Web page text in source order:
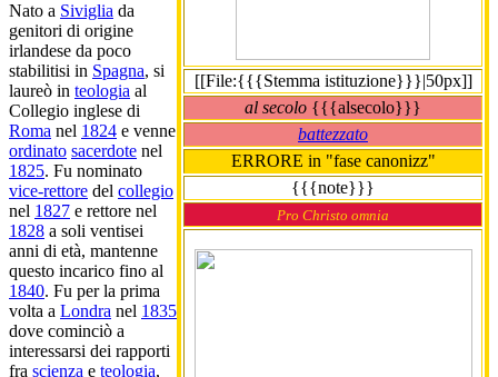
[[File:{{{Stemma istituzione}}}|50px]]
al secolo {{{alsecolo}}}
battezzato
ERRORE in "fase canonizz"
{{{note}}}
Pro Christo omnia
Nato a Siviglia da
genitori di origine
irlandese da poco
stabilitisi in Spagna, si
laureò in teologia al
Collegio inglese di
Roma nel 1824 e venne
ordinato sacerdote nel
1825. Fu nominato
vice-rettore del collegio
nel 1827 e rettore nel
1828 a soli ventisei
anni di età, mantenne
questo incarico fino al
1840. Fu per la prima
volta a Londra nel 1835
dove cominciò a
interessarsi dei rapporti
fra scienza e teologia,